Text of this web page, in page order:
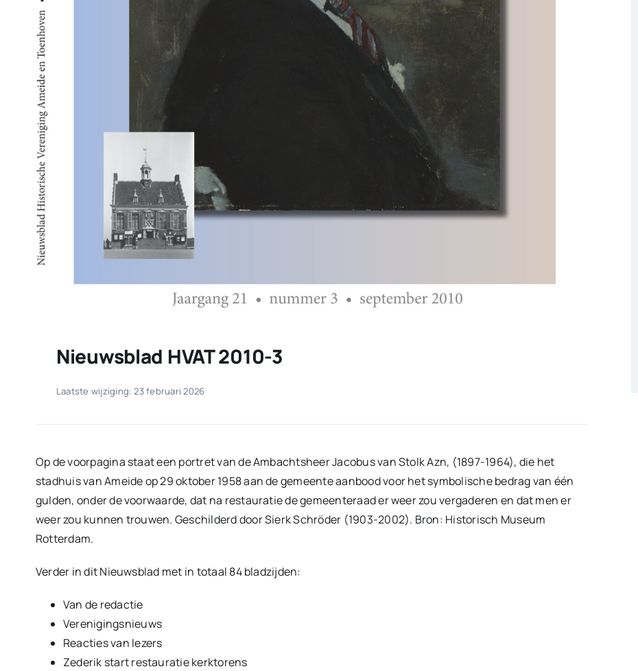
Nieuwsblad HVAT 2010-3
Laatste wijziging: 23 februari 2026
Op de voorpagina staat een portret van de Ambachtsheer Jacobus van Stolk Azn, (1897-1964), die het
stadhuis van Ameide op 29 oktober 1958 aan de gemeente aanbood voor het symbolische bedrag van één
gulden, onder de voorwaarde, dat na restauratie de gemeenteraad er weer zou vergaderen en dat men er
weer zou kunnen trouwen. Geschilderd door Sierk Schröder (1903-2002). Bron: Historisch Museum
Rotterdam.
Verder in dit Nieuwsblad met in totaal 84 bladzijden:
Van de redactie
Verenigingsnieuws
Reacties van lezers
Zederik start restauratie kerktorens